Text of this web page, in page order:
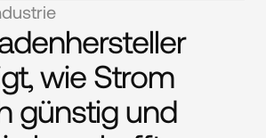
wie Strom
günstig und